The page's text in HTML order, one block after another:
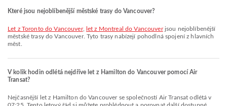
Které jsou nejoblíbenější městské trasy do Vancouver?
let z Toronto do Vancouver, let z Montreal do Vancouverjsou nejoblíbenější
městské trasy do Vancouver. Tyto trasy nabízejí pohodlná spojení z hlavních
měst.
V kolik hodin odlétá nejdříve let z Hamilton do Vancouver pomocí Air
Transat?
Nejčasnější let z Hamilton do Vancouver se společností Air Transat odlétá v